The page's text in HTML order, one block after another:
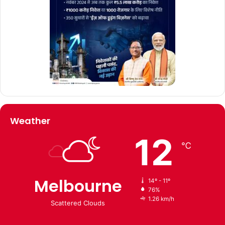
Weather
Melbourne
Scattered Clouds
12 ℃
14º - 11º
76%
1.26 km/h